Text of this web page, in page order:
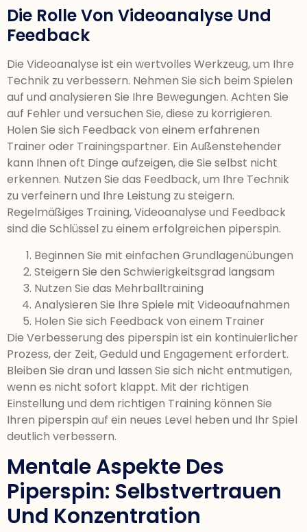
Die Rolle Von Videoanalyse Und
Feedback
Die Videoanalyse ist ein wertvolles Werkzeug, um Ihre
Technik zu verbessern. Nehmen Sie sich beim Spielen
auf und analysieren Sie Ihre Bewegungen. Achten Sie
auf Fehler und versuchen Sie, diese zu korrigieren.
Holen Sie sich Feedback von einem erfahrenen
Trainer oder Trainingspartner. Ein Außenstehender
kann Ihnen oft Dinge aufzeigen, die Sie selbst nicht
erkennen. Nutzen Sie das Feedback, um Ihre Technik
zu verfeinern und Ihre Leistung zu steigern.
Regelmäßiges Training, Videoanalyse und Feedback
sind die Schlüssel zu einem erfolgreichen piperspin.
Beginnen Sie mit einfachen Grundlagenübungen
Steigern Sie den Schwierigkeitsgrad langsam
Nutzen Sie das Mehrballtraining
Analysieren Sie Ihre Spiele mit Videoaufnahmen
Holen Sie sich Feedback von einem Trainer
Die Verbesserung des piperspin ist ein kontinuierlicher
Prozess, der Zeit, Geduld und Engagement erfordert.
Bleiben Sie dran und lassen Sie sich nicht entmutigen,
wenn es nicht sofort klappt. Mit der richtigen
Einstellung und dem richtigen Training können Sie
Ihren piperspin auf ein neues Level heben und Ihr Spiel
deutlich verbessern.
Mentale Aspekte Des
Piperspin: Selbstvertrauen
Und Konzentration